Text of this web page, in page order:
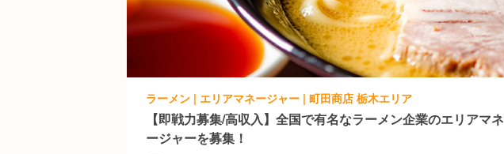
ラーメン | エリアマネージャー | 町田商店 栃木エリア
【即戦力募集/高収入】全国で有名なラーメン企業のエリアマネ
ージャーを募集！